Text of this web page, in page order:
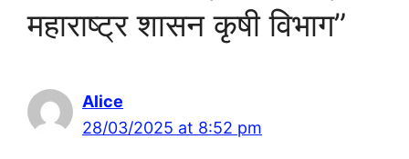
महाराष्ट्र शासन कृषी विभाग”
Alice
28/03/2025 at 8:52 pm